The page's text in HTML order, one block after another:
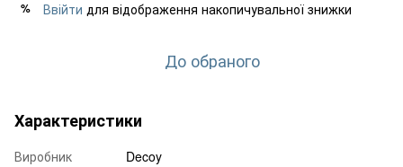
% Ввійти для відображення накопичувальної знижки
До обраного
Характеристики
Виробник
Decoy